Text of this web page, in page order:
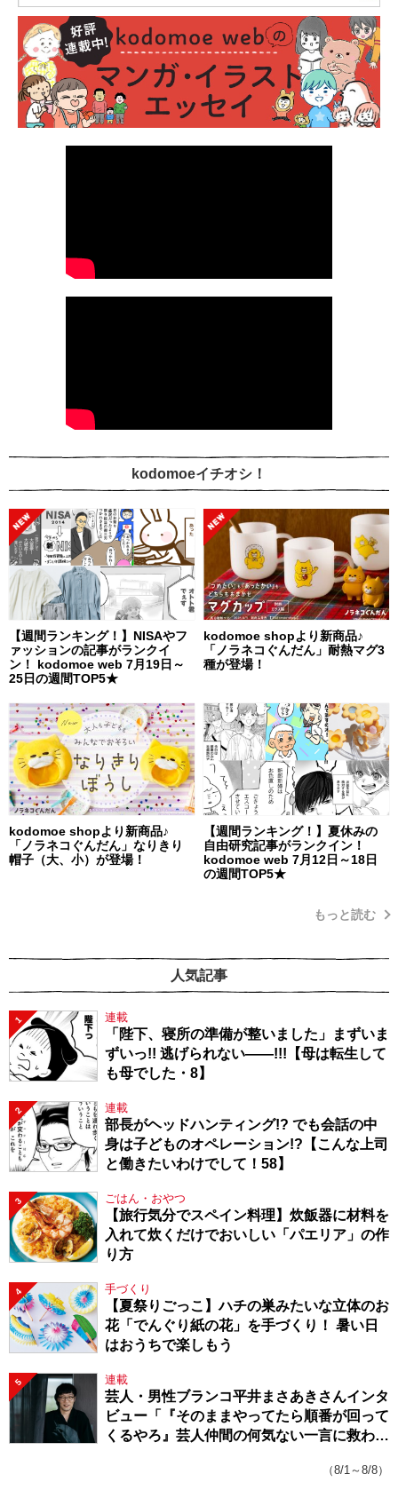
kodomoeイチオシ！
【週間ランキング！】NISAやフ
ァッションの記事がランクイ
ン！ kodomoe web 7月19日～
25日の週間TOP5★
kodomoe shopより新商品♪
「ノラネコぐんだん」耐熱マグ3
種が登場！
kodomoe shopより新商品♪
「ノラネコぐんだん」なりきり
帽子（大、小）が登場！
【週間ランキング！】夏休みの
自由研究記事がランクイン！
kodomoe web 7月12日～18日
の週間TOP5★
もっと読む
人気記事
1 連載
「陛下、寝所の準備が整いました」まずいま
ずいっ!! 逃げられない――!!!【母は転生して
も母でした・8】
2 連載
部長がヘッドハンティング!? でも会話の中
身は子どものオペレーション!?【こんな上司
と働きたいわけでして！58】
3 ごはん・おやつ
【旅行気分でスペイン料理】炊飯器に材料を
入れて炊くだけでおいしい「パエリア」の作
り方
4 手づくり
【夏祭りごっこ】ハチの巣みたいな立体のお
花「でんぐり紙の花」を手づくり！ 暑い日
はおうちで楽しもう
5 連載
芸人・男性ブランコ平井まさあきさんインタ
ビュー「『そのままやってたら順番が回って
くるやろ』芸人仲間の何気ない一言に救われ
（8/1～8/8）